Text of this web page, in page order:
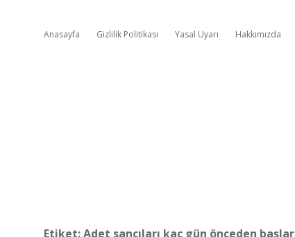
Anasayfa Gizlilik Politikası Yasal Uyarı Hakkımızda
Etiket:Adet sancıları kaç gün önceden başlar